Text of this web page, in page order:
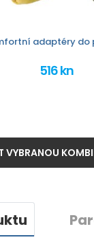
adaptéry do
516 kn
VYBRANOU